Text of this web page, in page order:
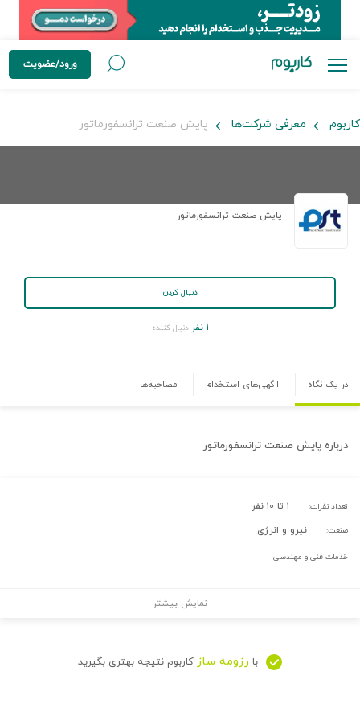
ورود/عضویت
کاربوم معرفی شرکت‌ها پایش صنعت ترانسفورماتور
پایش صنعت ترانسفورماتور
دنبال کردن
۱ نفر دنبال کننده
در یک نگاه آگهی‌های استخدام مصاحبه‌ها
درباره پایش صنعت ترانسفورماتور
تعداد نفرات: ۱ تا ۱۰ نفر
صنعت: نیرو و انرژی
خدمات فنی و مهندسی
نمایش بیشتر
با رزومه ساز کاربوم نتیجه بهتری بگیرید